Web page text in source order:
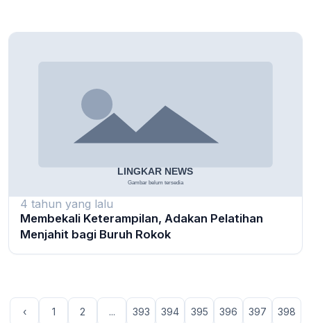
4 tahun yang lalu
Membekali Keterampilan, Adakan Pelatihan
Menjahit bagi Buruh Rokok
‹ 1 2 ... 393 394 395 396 397 398